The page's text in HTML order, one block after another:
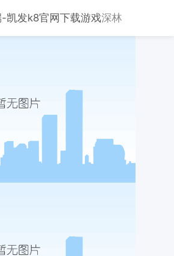
凯发k8官网下载游戏深林